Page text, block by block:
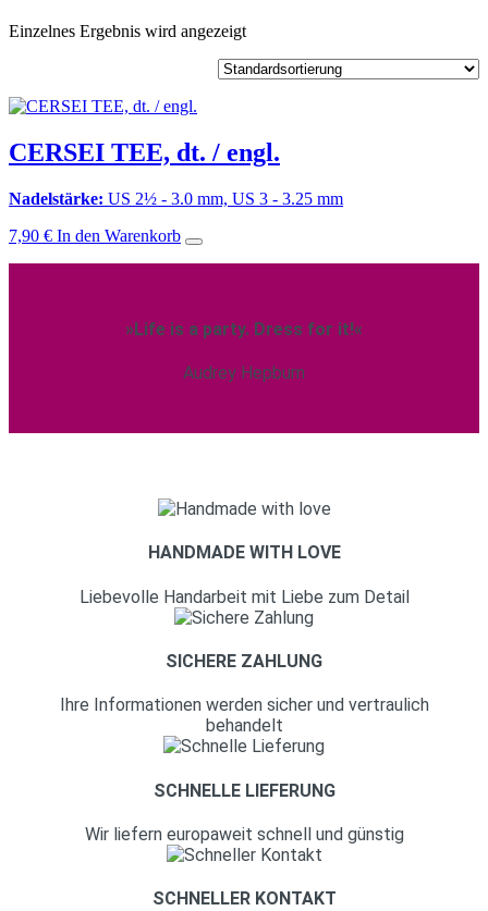
Einzelnes Ergebnis wird angezeigt
CERSEI TEE, dt. / engl.
Nadelstärke: US 2½ - 3.0 mm, US 3 - 3.25 mm
7,90 € In den Warenkorb
»Life is a party. Dress for it!«
Audrey Hepburn
HANDMADE WITH LOVE
Liebevolle Handarbeit mit Liebe zum Detail
SICHERE ZAHLUNG
Ihre Informationen werden sicher und vertraulich
behandelt
SCHNELLE LIEFERUNG
Wir liefern europaweit schnell und günstig
SCHNELLER KONTAKT